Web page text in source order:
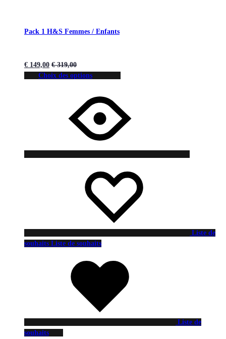
Pack 1 H&S Femmes / Enfants
€ 149,00 €319,00
Choix des options
Liste de
souhaits Liste de souhaits
Liste de
souhaits